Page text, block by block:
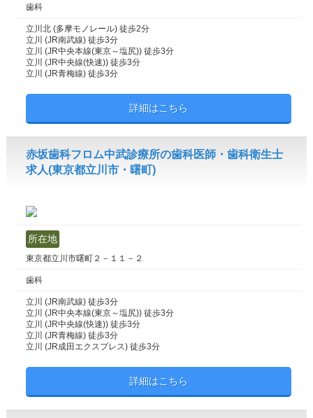
歯科
立川北 (多摩モノレール) 徒歩2分
立川 (JR南武線) 徒歩3分
立川 (JR中央本線(東京～塩尻)) 徒歩3分
立川 (JR中央線(快速)) 徒歩3分
立川 (JR青梅線) 徒歩3分
詳細はこちら
赤坂歯科フロム中武診療所の歯科医師・歯科衛生士
求人(東京都立川市・曙町)
所在地
東京都立川市曙町２－１１－２
歯科
立川 (JR南武線) 徒歩3分
立川 (JR中央本線(東京～塩尻)) 徒歩3分
立川 (JR中央線(快速)) 徒歩3分
立川 (JR青梅線) 徒歩3分
立川 (JR成田エクスプレス) 徒歩3分
詳細はこちら